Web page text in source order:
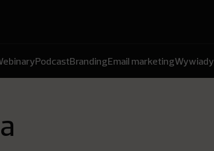
PodcastBrandingEmail marketingWywiady